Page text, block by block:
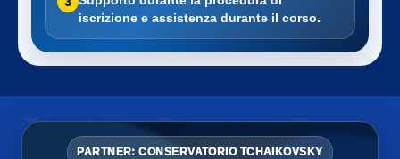
iscrizione e assistenza durante il corso.
PARTNER: CONSERVATORIO TCHAIKOVSKY